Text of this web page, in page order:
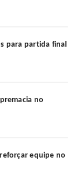
para partida final
no
equipe no